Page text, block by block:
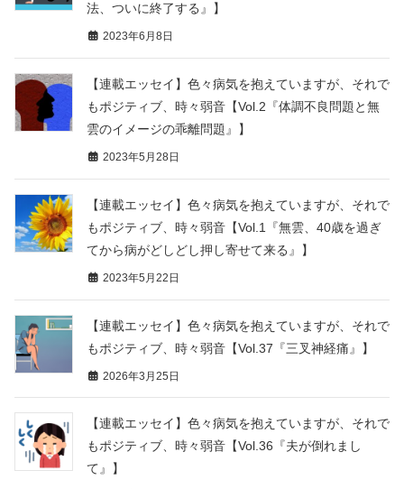
法、ついに終了する』】
2023年6月8日
【連載エッセイ】色々病気を抱えていますが、それで
もポジティブ、時々弱音【Vol.2『体調不良問題と無
雲のイメージの乖離問題』】
2023年5月28日
【連載エッセイ】色々病気を抱えていますが、それで
もポジティブ、時々弱音【Vol.1『無雲、40歳を過ぎ
てから病がどしどし押し寄せて来る』】
2023年5月22日
【連載エッセイ】色々病気を抱えていますが、それで
もポジティブ、時々弱音【Vol.37『三叉神経痛』】
2026年3月25日
【連載エッセイ】色々病気を抱えていますが、それで
もポジティブ、時々弱音【Vol.36『夫が倒れまし
て』】